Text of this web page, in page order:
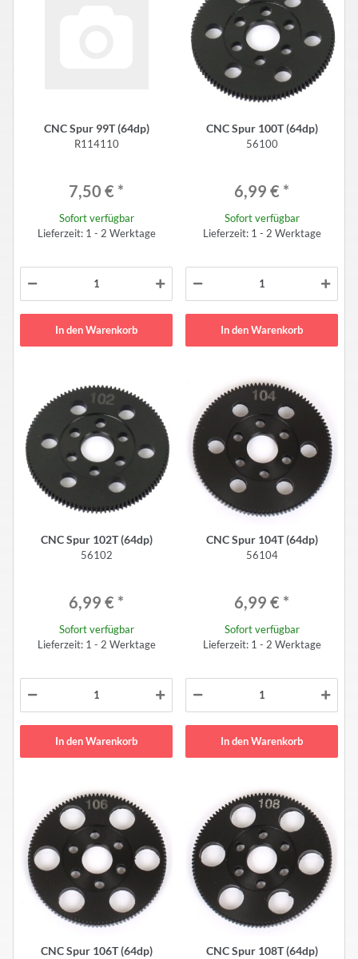
CNC Spur 99T (64dp)
R114110
7,50 € *
Sofort verfügbar
Lieferzeit: 1 - 2 Werktage
In den Warenkorb
CNC Spur 100T (64dp)
56100
6,99 € *
Sofort verfügbar
Lieferzeit: 1 - 2 Werktage
In den Warenkorb
CNC Spur 102T (64dp)
56102
6,99 € *
Sofort verfügbar
Lieferzeit: 1 - 2 Werktage
In den Warenkorb
CNC Spur 104T (64dp)
56104
6,99 € *
Sofort verfügbar
Lieferzeit: 1 - 2 Werktage
In den Warenkorb
CNC Spur 106T (64dp) CNC Spur 108T (64dp)